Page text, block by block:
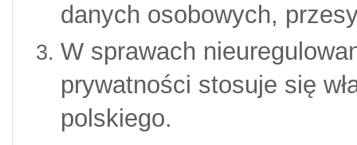
danych osobowych,
W sprawach
prywatności stosuje się
polskiego.